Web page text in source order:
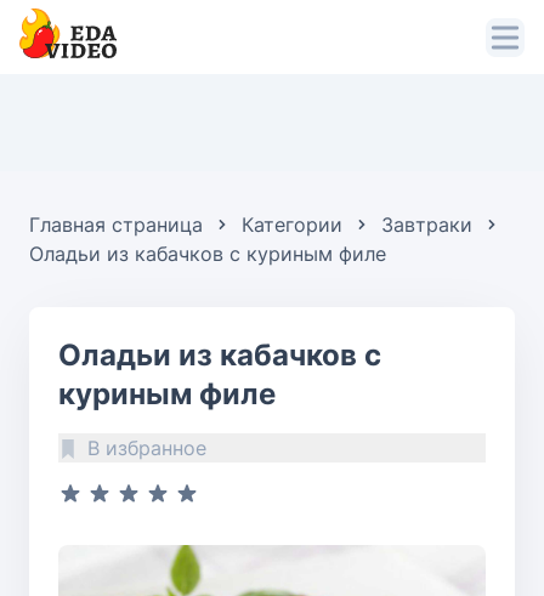
Главная страница Категории
Завтраки
Оладьи из кабачков с куриным филе
Оладьи из кабачков с
куриным филе
В избранное